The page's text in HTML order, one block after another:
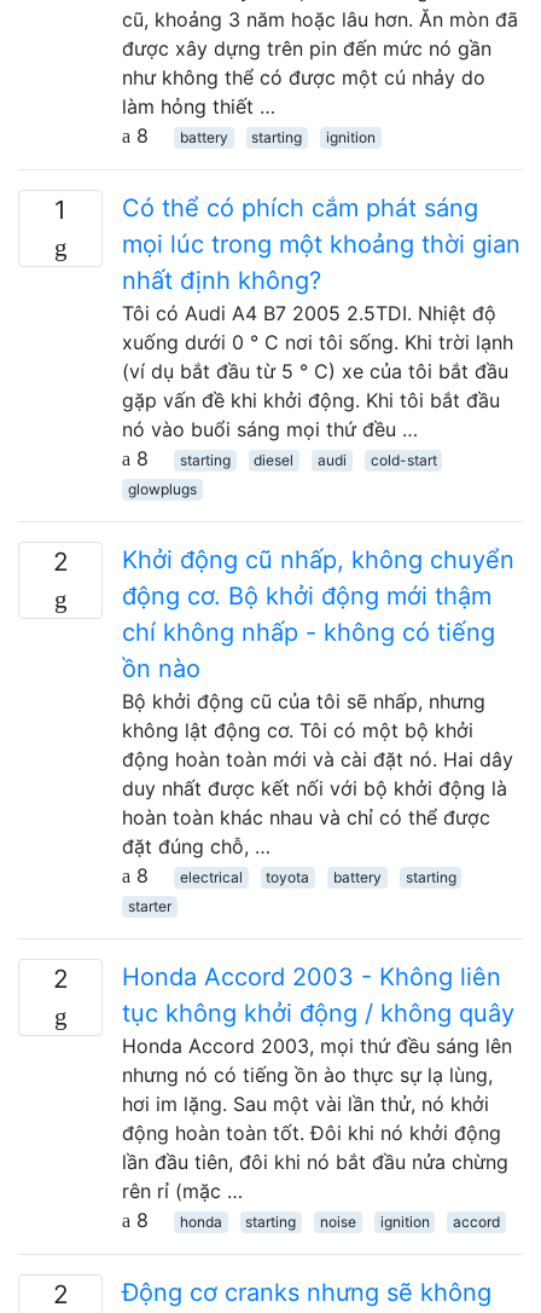
cũ, khoảng 3 năm hoặc lâu hơn. Ăn mòn đã
được xây dựng trên pin đến mức nó gần
như không thể có được một cú nhảy do
làm hỏng thiết …
8
battery starting ignition
1
Có thể có phích cắm phát sáng
mọi lúc trong một khoảng thời gian
nhất định không?
Tôi có Audi A4 B7 2005 2.5TDI. Nhiệt độ
xuống dưới 0 ° C nơi tôi sống. Khi trời lạnh
(ví dụ bắt đầu từ 5 ° C) xe của tôi bắt đầu
gặp vấn đề khi khởi động. Khi tôi bắt đầu
nó vào buổi sáng mọi thứ đều …
8
starting diesel audi
cold-start
glowplugs
2
Khởi động cũ nhấp, không chuyển
động cơ. Bộ khởi động mới thậm
chí không nhấp - không có tiếng
ồn nào
Bộ khởi động cũ của tôi sẽ nhấp, nhưng
không lật động cơ. Tôi có một bộ khởi
động hoàn toàn mới và cài đặt nó. Hai dây
duy nhất được kết nối với bộ khởi động là
hoàn toàn khác nhau và chỉ có thể được
đặt đúng chỗ, …
8
electrical toyota battery
starting
starter
2
Honda Accord 2003 - Không liên
tục không khởi động / không quây
Honda Accord 2003, mọi thứ đều sáng lên
nhưng nó có tiếng ồn ào thực sự lạ lùng,
hơi im lặng. Sau một vài lần thử, nó khởi
động hoàn toàn tốt. Đôi khi nó khởi động
lần đầu tiên, đôi khi nó bắt đầu nửa chừng
rên rỉ (mặc …
8
honda starting noise ignition accord
2
Động cơ cranks nhưng sẽ không